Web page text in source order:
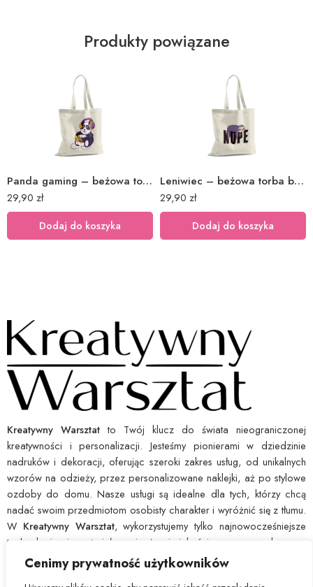
Cenimy prywatność użytkowników
Produkty powiązane
Panda gaming – beżowa torba bawełniana z nadrukiem
29,90 zł
Dodaj do koszyka
Leniwiec – beżowa torba bawełniana z nadrukiem
29,90 zł
Dodaj do koszyka
Kreatywny Warsztat to Twój klucz do świata nieograniczonej
kreatywności i personalizacji. Jesteśmy pionierami w dziedzinie
nadruków i dekoracji, oferując szeroki zakres usług, od unikalnych
wzorów na odzieży, przez personalizowane naklejki, aż po stylowe
ozdoby do domu. Nasze usługi są idealne dla tych, którzy chcą
nadać swoim przedmiotom osobisty charakter i wyróżnić się z tłumu.
W Kreatywny Warsztat, wykorzystujemy tylko najnowocześniejsze
technologie i materiały najwyższej jakości, co pozwala nam
zagwarantować wytrzymałość i ostrość każdego nadruku. Dajemy Ci
narzędzia, byś mógł łatwo wyrazić swoją indywidualność i ożywić